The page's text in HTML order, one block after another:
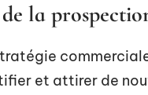
la
et attirer de